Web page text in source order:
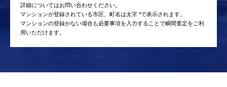
詳細についてはお問い合わせください。
マンションが登録されている市区、町名は太字 *で表示されます。
マンションの登録がない場合も必要事項を入力することで瞬間査定をご利
用いただけます。